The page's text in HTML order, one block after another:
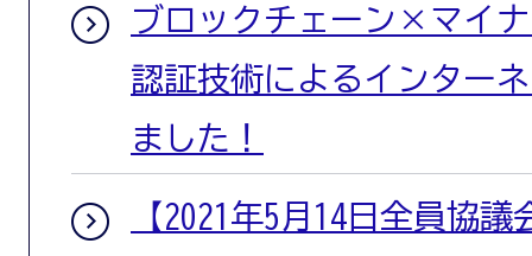
ブロックチェーン×マイ
認証技術によるインター
ました！
【2021年5月14日全員協